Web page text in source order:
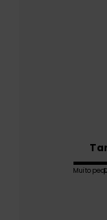
Muito